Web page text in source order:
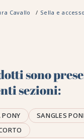
Cavallo Sella e
sono
sezioni:
SANGLES